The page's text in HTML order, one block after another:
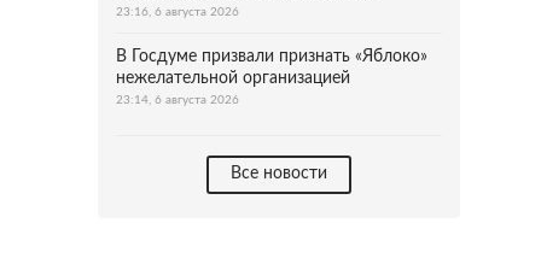
23:16, 6 августа 2026
В Госдуме призвали признать «Яблоко»
нежелательной организацией
23:14, 6 августа 2026
Все новости